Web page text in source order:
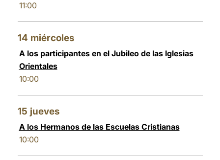
11:00
14 miércoles
A los participantes en el Jubileo de las Iglesias
Orientales
10:00
15 jueves
A los Hermanos de las Escuelas Cristianas
10:00